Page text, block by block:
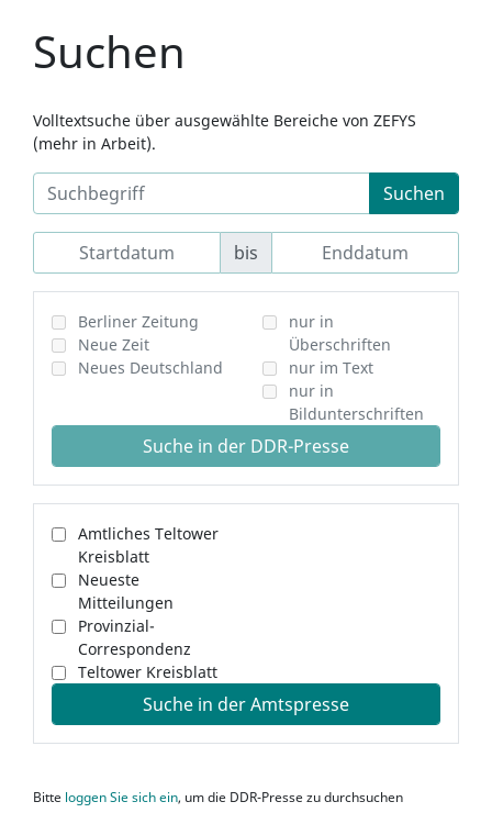
Suchen
Volltextsuche über ausgewählte Bereiche von ZEFYS
(mehr in Arbeit).
Suchen
bis
Berliner Zeitung
Neue Zeit
Neues Deutschland
nur in
Überschriften
nur im Text
nur in
Bildunterschriften
Suche in der DDR-Presse
Amtliches Teltower
Kreisblatt
Neueste
Mitteilungen
Provinzial-
Correspondenz
Teltower Kreisblatt
Suche in der Amtspresse
Bitte loggen Sie sich ein, um die DDR-Presse zu durchsuchen